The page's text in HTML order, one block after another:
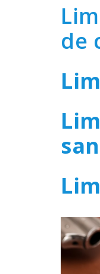
de